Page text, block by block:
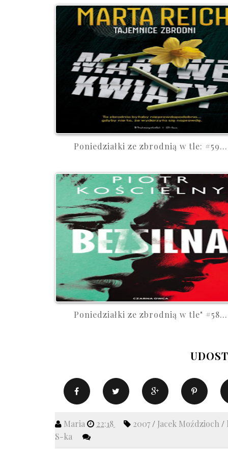
Poniedziałki ze zbrodnią w tle: #59...
Poniedziałki ze zbrodnią w tle" #58...
Maria 22:18 2007/ Jacek Moździoch /
S-ka